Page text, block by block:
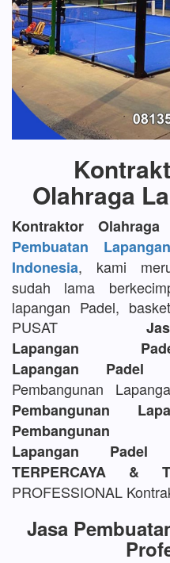
Olahraga
Kontraktor Olahraga
Pembuatan
Indonesia, kami
sudah lama
lapangan Padel,
PUSAT
Lapangan
Lapangan Padel
Pembangunan
Pembangunan
Pembangunan
Lapangan Padel
TERPERCAYA &
PROFESSIONAL
Jasa